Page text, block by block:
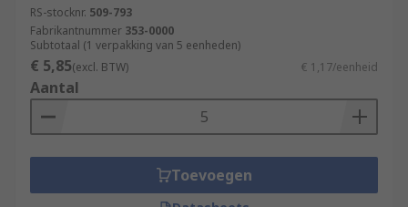
RS-stocknr. 509-793
Fabrikantnummer 353-0000
Subtotaal (1 verpakking van 5 eenheden)
€ 5,85(excl. BTW) € 1,17/eenheid
Aantal
Toevoegen